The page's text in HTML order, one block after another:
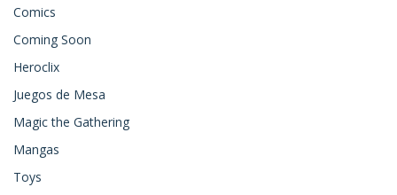
Comics
Coming Soon
Heroclix
Juegos de Mesa
Magic the Gathering
Mangas
Toys